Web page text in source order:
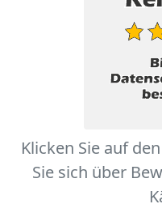
Klicken Sie auf
Sie sich über